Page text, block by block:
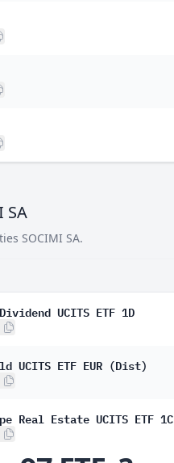
SA
SOCIMI SA.
UCITS ETF 1D
UCITS ETF EUR (Dist)
Real Estate UCITS ETF 1C